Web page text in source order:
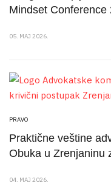
Mindset Conference
05. MAJ 2026.
PRAVO
Praktične veštine
Obuka u Zrenjaninu
04. MAJ 2026.